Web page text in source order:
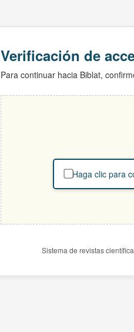
Verificación de
Para continuar hacia Biblat,
Haga clic para
Sistema de revistas